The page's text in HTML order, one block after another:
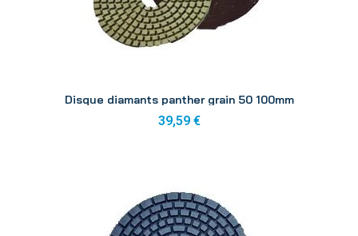
Disque diamants panther grain 50 100mm
39,59 €